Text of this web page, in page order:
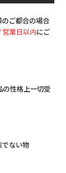
ご都合の場合
営業日以内にご
の性格上一切受
ない物